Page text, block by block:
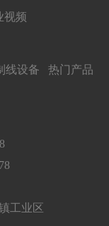
视频
线设备
热门产品
工业区